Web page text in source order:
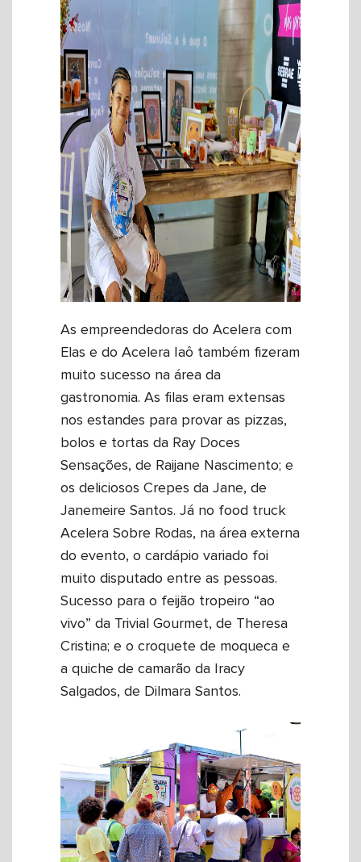
As empreendedoras do Acelera com
Elas e do Acelera Iaô também fizeram
muito sucesso na área da
gastronomia. As filas eram extensas
nos estandes para provar as pizzas,
bolos e tortas da Ray Doces
Sensações, de Raijane Nascimento; e
os deliciosos Crepes da Jane, de
Janemeire Santos. Já no food truck
Acelera Sobre Rodas, na área externa
do evento, o cardápio variado foi
muito disputado entre as pessoas.
Sucesso para o feijão tropeiro “ao
vivo” da Trivial Gourmet, de Theresa
Cristina; e o croquete de moqueca e
a quiche de camarão da Iracy
Salgados, de Dilmara Santos.